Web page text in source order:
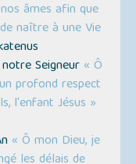
âmes afin que
naître à une Vie
Seigneur « Ô
profond respect
l'enfant Jésus »
« Ô mon Dieu, je